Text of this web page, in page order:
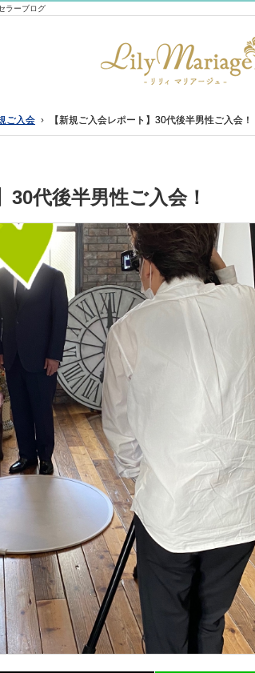
ご入会 【新規ご入会レポート】30代後半男性ご入会！
30代後半男性ご入会！
ラーブログ
ご入会 【新規ご入会レポート】30代後半男性ご入会！